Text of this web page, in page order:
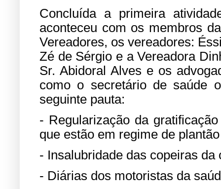
Concluída a primeira
aconteceu com os membros
Vereadores, os vereadores:
Zé de Sérgio e a Vereadora
Sr. Abidoral Alves e os
como o secretário de saúde
seguinte pauta:
- Regularização da
que estão em regime de
- Insalubridade das copeiras da
- Diárias dos motoristas da